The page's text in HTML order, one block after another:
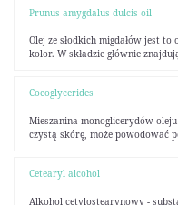
Prunus amygdalus dulcis oil
Olej ze słodkich migdałów jest
kolor. W składzie głównie
Cocoglycerides
Mieszanina monoglicerydów
czystą skórę, może powodować
Cetearyl alcohol
Alkohol cetylostearynowy -